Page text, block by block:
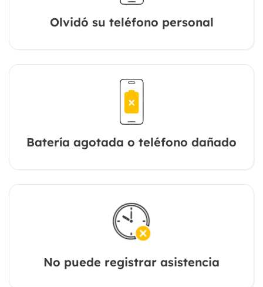
Olvidó su teléfono personal
Batería agotada o teléfono dañado
No puede registrar asistencia